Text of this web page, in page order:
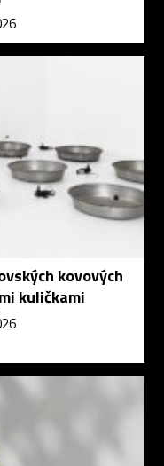
kovových
kuličkami